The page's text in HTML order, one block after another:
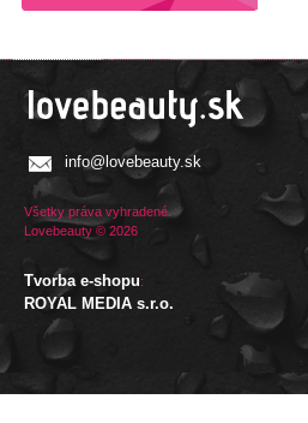
info@lovebeauty.sk
Všetky práva vyhradené.
Lovebeauty © 2026
Tvorba e-shopu:
ROYAL MEDIA s.r.o.